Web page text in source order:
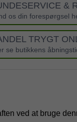
&
os din forespørgsel
TRYGT
se butikkens
ved at bruge